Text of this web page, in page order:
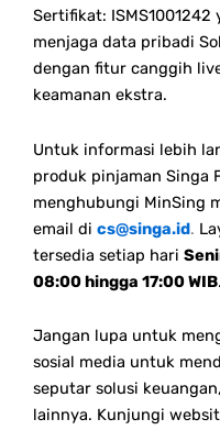
Sertifikat:
menjaga data pribadi
dengan fitur canggih
keamanan ekstra.
Untuk informasi lebih
produk pinjaman Singa
menghubungi MinSing
email di cs@singa.id.
tersedia setiap hari
08:00 hingga 17:00 WIB.
Jangan lupa untuk
sosial media untuk
seputar solusi
lainnya. Kunjungi